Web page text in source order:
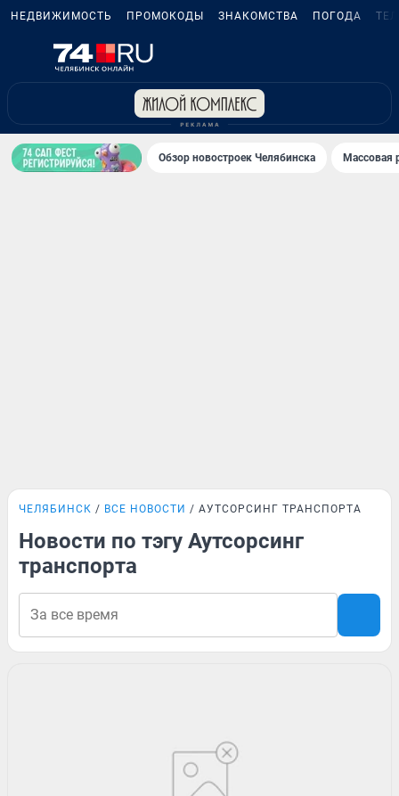
НЕДВИЖИМОСТЬ ПРОМОКОДЫ ЗНАКОМСТВА ПОГОДА
Обзор новостроек Челябинска Массовая
ЧЕЛЯБИНСК ВСЕ НОВОСТИ АУТСОРСИНГ ТРАНСПОРТА
Новости по тэгу Аутсорсинг
транспорта